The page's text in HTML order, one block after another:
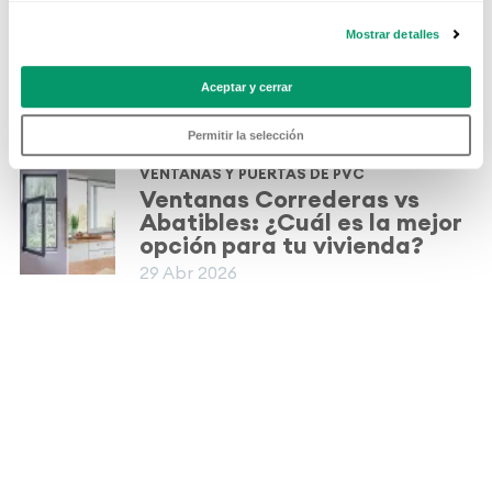
Mostrar detalles
Aceptar y cerrar
Permitir la selección
cerradas en verano? La
mejor forma de mantener tu
casa fresca
01 Jul 2026
VENTANAS Y PUERTAS DE PVC
Ventanas Correderas vs
Abatibles: ¿Cuál es la mejor
opción para tu vivienda?
29 Abr 2026